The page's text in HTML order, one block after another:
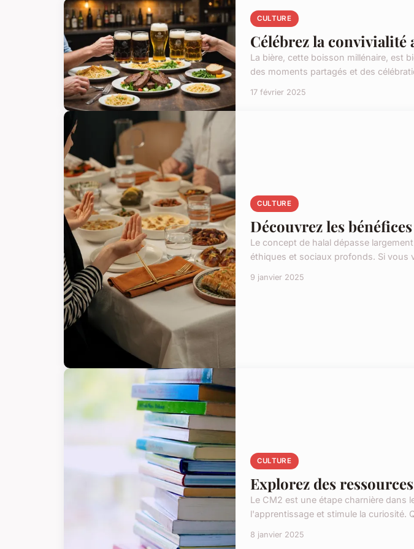
CULTURE
Célébrez la convivialité
La bière, cette boisson millénaire, est
des moments partagés et des
17 février 2025
CULTURE
Découvrez les
Le concept de halal dépasse
éthiques et sociaux profonds. Si vous
9 janvier 2025
CULTURE
Explorez des
Le CM2 est une étape charnière dans
l'apprentissage et stimule la curiosité.
8 janvier 2025